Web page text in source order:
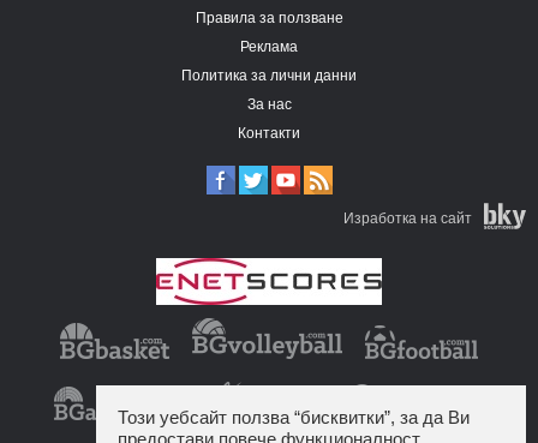
Правила за ползване
Реклама
Политика за лични данни
За нас
Контакти
Изработка на сайт
Този уебсайт ползва “бисквитки”, за да Ви
предостави повече функционалност.